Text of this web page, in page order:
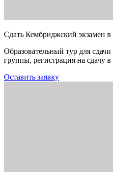
Сдать Кембриджский экзамен в
Образовательный тур для
группы, регистрация на сдачу
Оставить заявку